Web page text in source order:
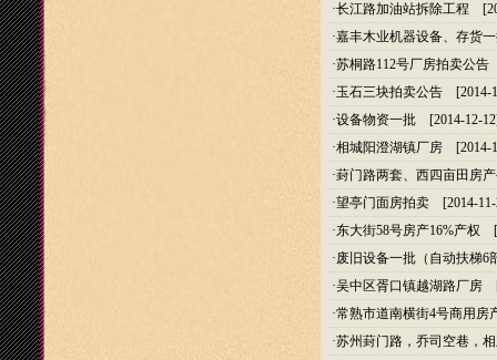
·长江路加油站拆除工程
·嘉丰木业机器设备、存货
·苏桐路112号厂房拍卖公告
·玉石三块拍卖公告 [2014-
·设备物资一批 [2014-12-
·相城阳澄湖镇厂房 [2014-
·葑门路两套、西四亩田房
·望亭门面房拍卖 [2014-
·东大街58号房产16%产权
·废旧设备一批（自动扶梯6
·吴中区胥口镇越湖路厂房
·常熟市道南横街4号商用房
·苏州葑门路，乔司空巷，